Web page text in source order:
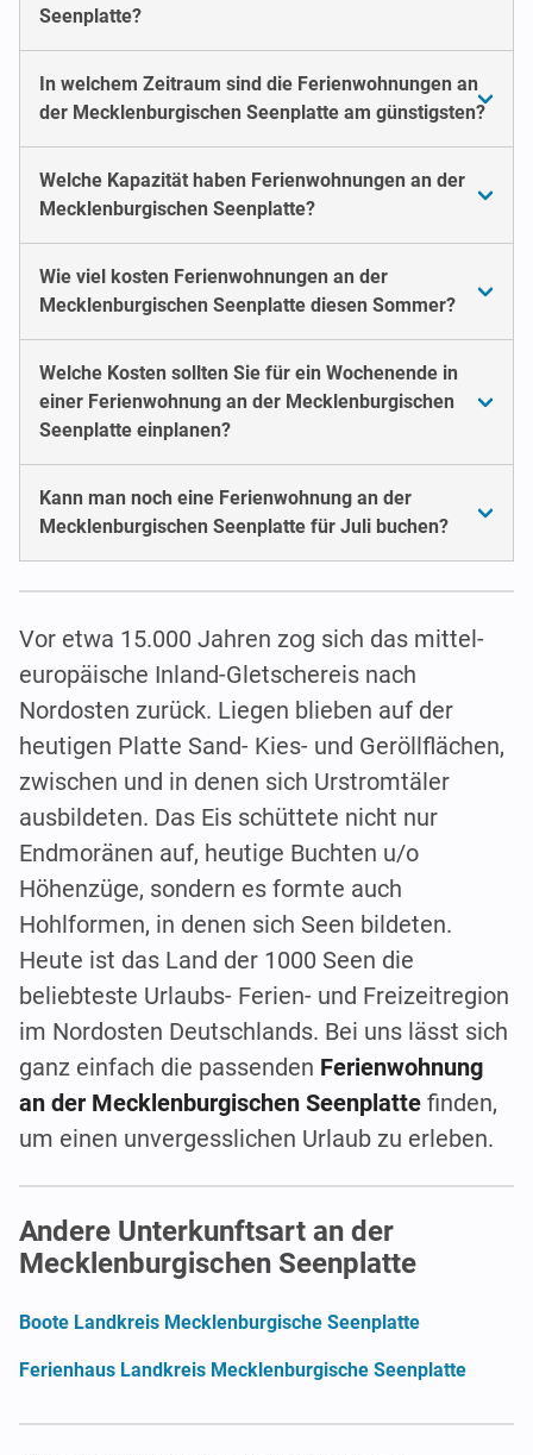
Seenplatte?
In welchem Zeitraum sind die Ferienwohnungen an
der Mecklenburgischen Seenplatte am günstigsten?
Welche Kapazität haben Ferienwohnungen an der
Mecklenburgischen Seenplatte?
Wie viel kosten Ferienwohnungen an der
Mecklenburgischen Seenplatte diesen Sommer?
Welche Kosten sollten Sie für ein Wochenende in
einer Ferienwohnung an der Mecklenburgischen
Seenplatte einplanen?
Kann man noch eine Ferienwohnung an der
Mecklenburgischen Seenplatte für Juli buchen?
Vor etwa 15.000 Jahren zog sich das mittel-
europäische Inland-Gletschereis nach
Nordosten zurück. Liegen blieben auf der
heutigen Platte Sand- Kies- und Geröllflächen,
zwischen und in denen sich Urstromtäler
ausbildeten. Das Eis schüttete nicht nur
Endmoränen auf, heutige Buchten u/o
Höhenzüge, sondern es formte auch
Hohlformen, in denen sich Seen bildeten.
Heute ist das Land der 1000 Seen die
beliebteste Urlaubs- Ferien- und Freizeitregion
im Nordosten Deutschlands. Bei uns lässt sich
ganz einfach die passenden Ferienwohnung
an der Mecklenburgischen Seenplatte finden,
um einen unvergesslichen Urlaub zu erleben.
Andere Unterkunftsart an der
Mecklenburgischen Seenplatte
Boote Landkreis Mecklenburgische Seenplatte
Ferienhaus Landkreis Mecklenburgische Seenplatte